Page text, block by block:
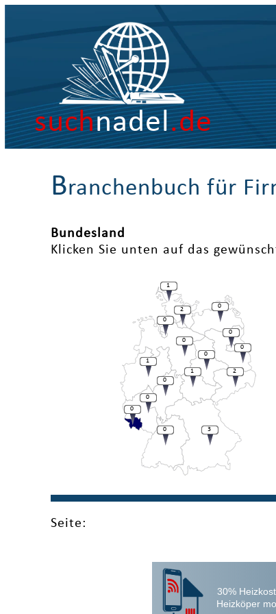
suchnadel.de
Branchenbuch für
Bundesland
Klicken Sie unten auf das
2
0
1
0
0
0
2
1
0
0
0
0
0
0
1
3
Seite:
30%
Heizköper